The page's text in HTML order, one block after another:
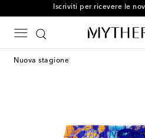
Iscriviti per ricevere le
Nuova stagione